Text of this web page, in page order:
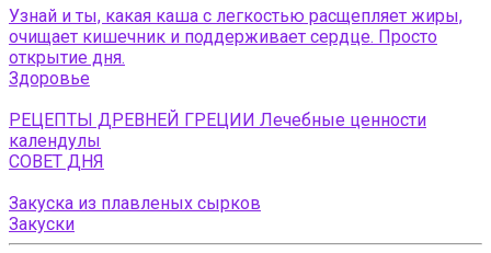
Узнай и ты, какая каша с легкостью расщепляет жиры,
очищает кишечник и поддерживает сердце. Просто
открытие дня.
Здоровье
РЕЦЕПТЫ ДРЕВНЕЙ ГРЕЦИИ Лечебные ценности
календулы
СОВЕТ ДНЯ
Закуска из плавленых сырков
Закуски